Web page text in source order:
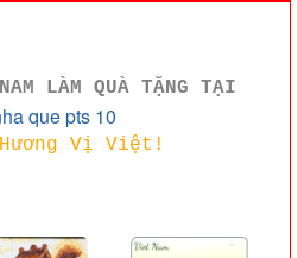
LÀM QUÀ TẶNG TẠI
Hương Vị Việt!